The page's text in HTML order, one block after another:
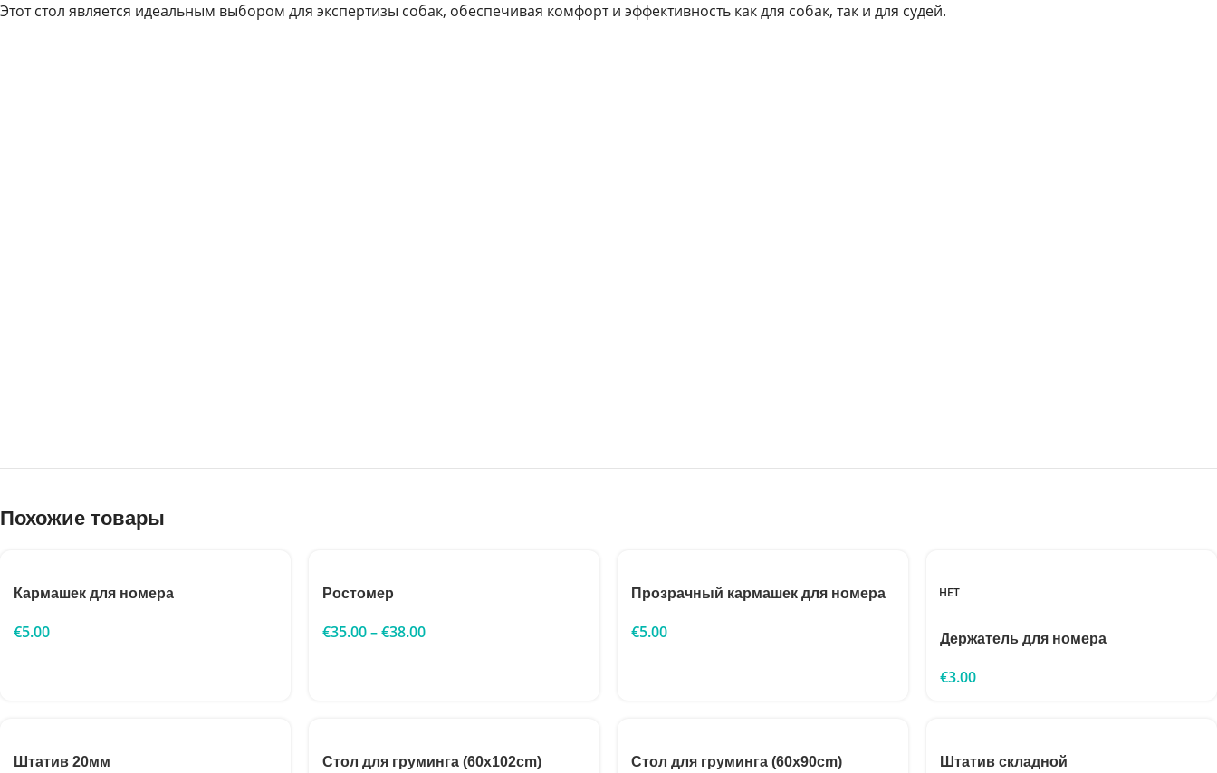
Этот стол является идеальным выбором для экспертизы собак, обеспечивая комфорт и эффективность как для собак, так и для судей.
Похожие товары
Кармашек для номера
€5.00
Ростомер
€35.00–€38.00
Прозрачный кармашек для номера
€5.00
НЕТ
Держатель для номера
€3.00
Штатив 20мм Стол для груминга (60x102cm) Стол для груминга (60x90cm) Штатив складной